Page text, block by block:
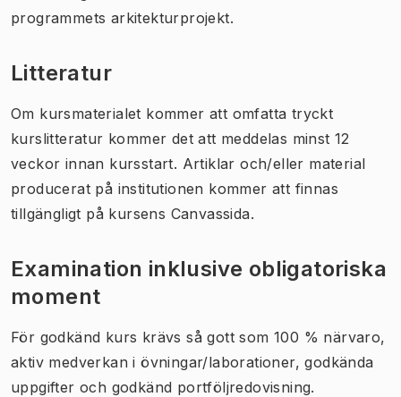
programmets arkitekturprojekt.
Litteratur
Om kursmaterialet kommer att omfatta tryckt
kurslitteratur kommer det att meddelas minst 12
veckor innan kursstart. Artiklar och/eller material
producerat på institutionen kommer att finnas
tillgängligt på kursens Canvassida.
Examination inklusive obligatoriska
moment
För godkänd kurs krävs så gott som 100 % närvaro,
aktiv medverkan i övningar/laborationer, godkända
uppgifter och godkänd portföljredovisning.